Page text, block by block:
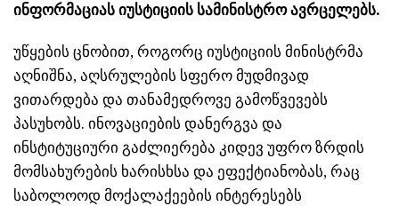
ინფორმაციას იუსტიციის სამინისტრო ავრცელებს.
უწყების ცნობით, როგორც იუსტიციის მინისტრმა
აღნიშნა, აღსრულების სფერო მუდმივად
ვითარდება და თანამედროვე გამოწვევებს
პასუხობს. ინოვაციების დანერგვა და
ინსტიტუციური გაძლიერება კიდევ უფრო ზრდის
მომსახურების ხარისხსა და ეფექტიანობას, რაც
საბოლოოდ მოქალაქეების ინტერესებს